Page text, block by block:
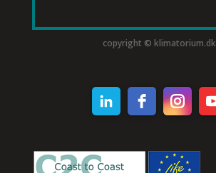
copyright © klimatorium.dk